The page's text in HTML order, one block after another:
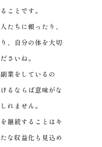
ことです。
たちに頼ったり、
、自分の体を大切
さいね。
業をしているの
るならば意味がな
れません。
継続することはキ
な収益化も見込め